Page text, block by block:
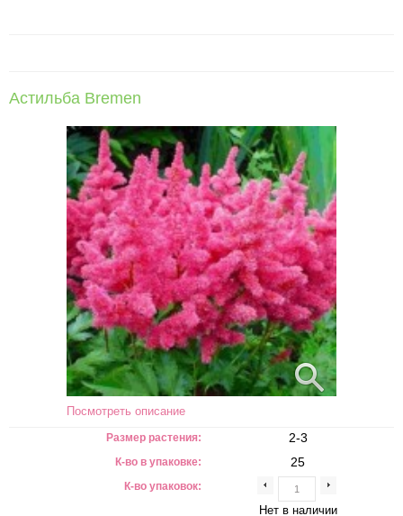
Астильба Bremen
Посмотреть описание
Размер растения:
К-во в упаковке:
К-во упаковок:
2-3
25
Нет в наличии